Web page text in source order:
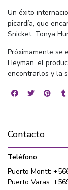
Un éxito
picardía, que
Snicket, Tonya
Próximamente se
Heyman, el
encontrarlos y la
Contacto
Teléfono
Puerto Montt:
Puerto Varas: